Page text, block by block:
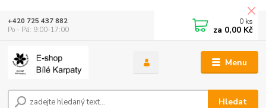
Menu
Hledat
+420 725 437 882
Po - Pá: 9:00-17:00
0 ks
za 0,00 Kč